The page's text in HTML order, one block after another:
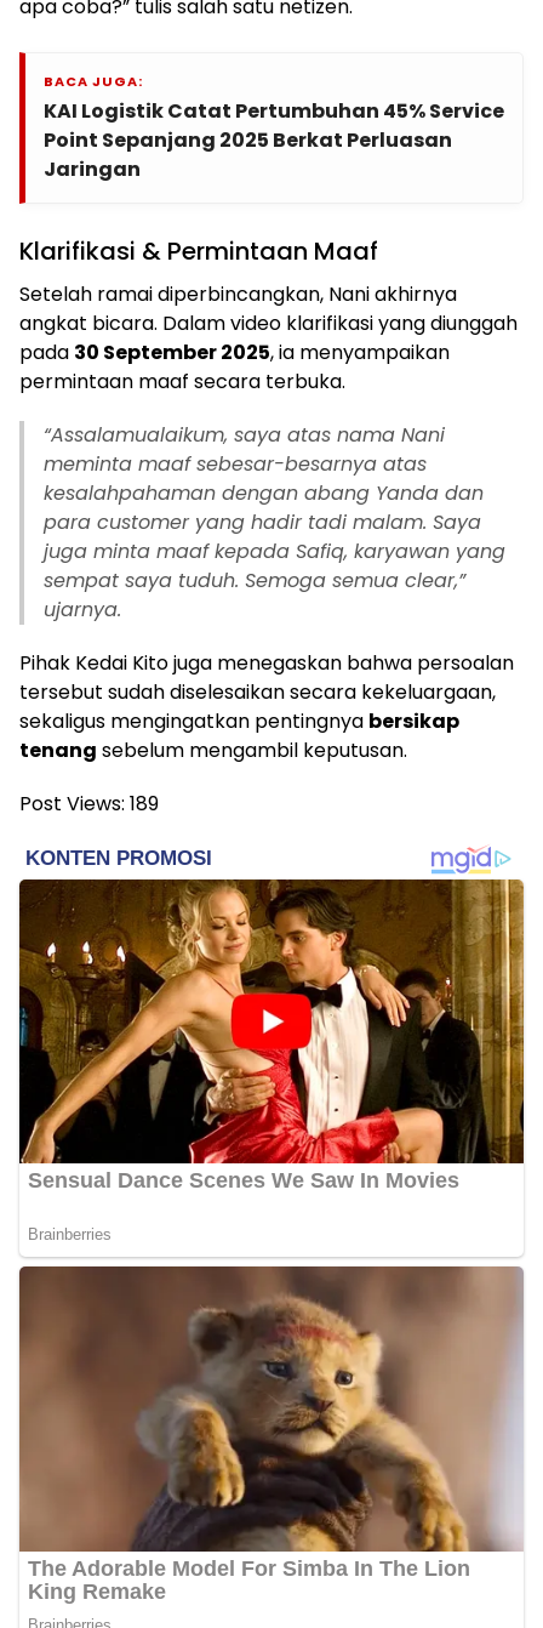
apa coba?” tulis salah satu netizen.
BACA JUGA:
KAI Logistik Catat Pertumbuhan 45% Service
Point Sepanjang 2025 Berkat Perluasan
Jaringan
Klarifikasi & Permintaan Maaf
Setelah ramai diperbincangkan, Nani akhirnya
angkat bicara. Dalam video klarifikasi yang diunggah
pada 30 September 2025, ia menyampaikan
permintaan maaf secara terbuka.
“Assalamualaikum, saya atas nama Nani
meminta maaf sebesar-besarnya atas
kesalahpahaman dengan abang Yanda dan
para customer yang hadir tadi malam. Saya
juga minta maaf kepada Safiq, karyawan yang
sempat saya tuduh. Semoga semua clear,”
ujarnya.
Pihak Kedai Kito juga menegaskan bahwa persoalan
tersebut sudah diselesaikan secara kekeluargaan,
sekaligus mengingatkan pentingnya bersikap
tenang sebelum mengambil keputusan.
Post Views: 189